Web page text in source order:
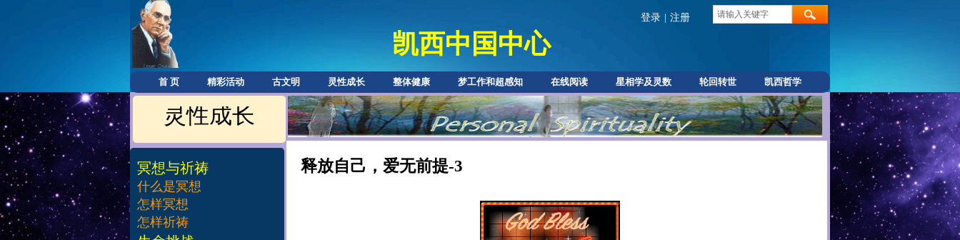
凯西中国中心
登录 注册
首 页 精彩活动 古文明 灵性成长 整体健康 梦工作和超感知 在线阅读 星相学及灵数 轮回转世 凯西哲学
灵性成长
释放自己，爱无前提-3
冥想与祈祷
什么是冥想
怎样冥想
怎样祈祷